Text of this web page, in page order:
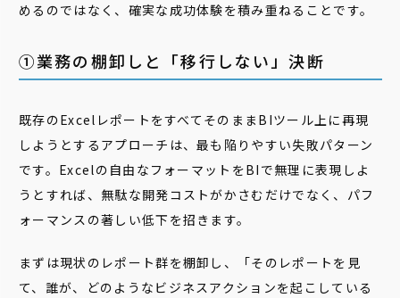
めるのではなく、確実な成功体験を積み重ねることです。
➀業務の棚卸しと「移行しない」決断
既存のExcelレポートをすべてそのままBIツール上に再現
しようとするアプローチは、最も陥りやすい失敗パターン
です。Excelの自由なフォーマットをBIで無理に表現しよ
うとすれば、無駄な開発コストがかさむだけでなく、パフ
ォーマンスの著しい低下を招きます。
まずは現状のレポート群を棚卸し、「そのレポートを見
て、誰が、どのようなビジネスアクションを起こしている